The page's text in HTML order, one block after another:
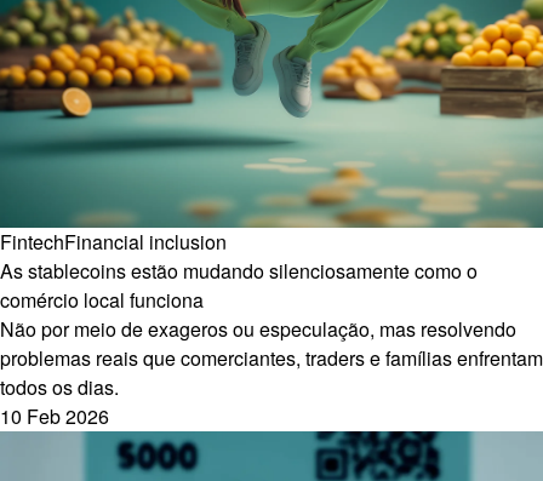
FintechFinancial inclusion
As stablecoins estão mudando silenciosamente como o
comércio local funciona
Não por meio de exageros ou especulação, mas resolvendo
problemas reais que comerciantes, traders e famílias enfrentam
todos os dias.
10 Feb 2026